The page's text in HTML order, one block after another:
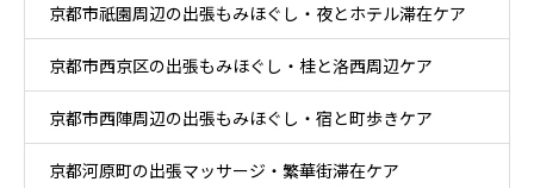
在ケア
京都市祇園周辺の出張もみほぐし・夜とホテル滞在ケア
京都市西京区の出張もみほぐし・桂と洛西周辺ケア
京都市西陣周辺の出張もみほぐし・宿と町歩きケア
京都河原町の出張マッサージ・繁華街滞在ケア